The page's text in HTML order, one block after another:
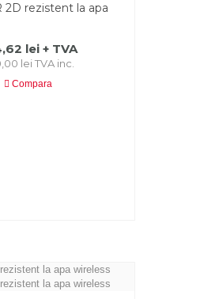
2D rezistent la apa
lei + TVA
lei TVA inc.
Compara